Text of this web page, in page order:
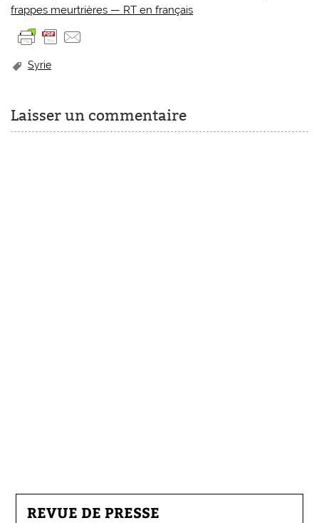
frappes meurtrières — RT en français
Syrie
Laisser un commentaire
REVUE DE PRESSE